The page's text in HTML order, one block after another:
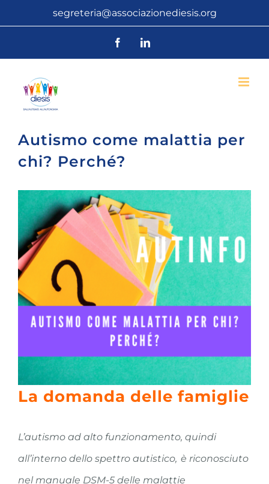
segreteria@associazionediesis.org
FacebookLinkedIn
Autismo come malattia per
chi? Perché?
La domanda delle famiglie
L’autismo ad alto funzionamento, quindi
all’interno dello spettro autistico, è riconosciuto
nel manuale DSM-5 delle malattie